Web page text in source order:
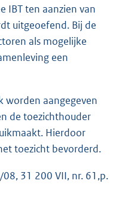
IBT ten aanzien van
uitgeoefend. Bij de
als mogelijke
een
worden aangegeven
de toezichthouder
Hierdoor
toezicht bevorderd.
31 200 VII, nr. 61,p.